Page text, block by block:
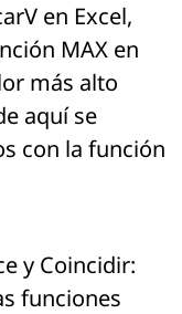
en Excel,
MAX en
más alto
aquí se
con la función
y Coincidir:
funciones